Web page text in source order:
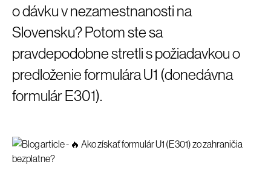
o dávku v nezamestnanosti na
Slovensku? Potom ste sa
pravdepodobne stretli s požiadavkou o
predloženie formulára U1 (donedávna
formulár E301).